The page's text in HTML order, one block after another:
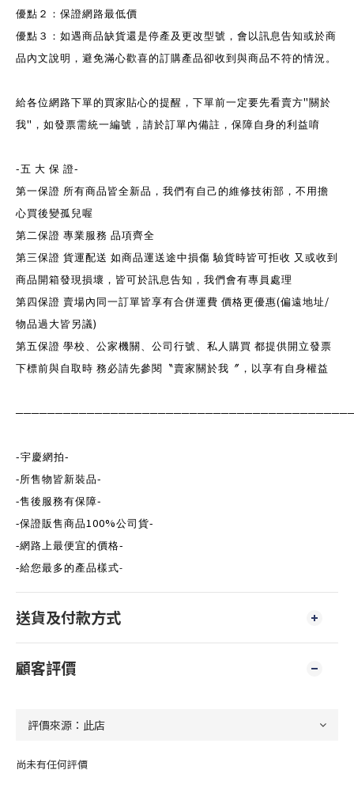
優點２：保證網路最低價
優點３：如遇商品缺貨還是停產及更改型號，會以訊息告知或於商
品內文說明，避免滿心歡喜的訂購產品卻收到與商品不符的情況。
給各位網路下單的買家貼心的提醒，下單前一定要先看賣方" 關於
我" ，如發票需統一編號，請於訂單內備註，保障自身的利益唷
-五 大 保 證-
第一保證 所有商品皆全新品，我們有自己的維修技術部，不用擔
心買後變孤兒喔
第二保證 專業服務 品項齊全
第三保證 貨運配送 如商品運送途中損傷 驗貨時皆可拒收 又或收到
商品開箱發現損壞，皆可於訊息告知，我們會有專員處理
第四保證 賣場內同一訂單皆享有合併運費 價格更優惠(偏遠地址 /
物品過大皆另議)
第五保證 學校、公家機關、公司行號、私人購買 都提供開立發票
下標前與自取時 務必請先參閱〝賣家關於我〞，以享有自身權益
-宇慶網拍-
-所售物皆新裝品-
-售後服務有保障-
-保證販售商品100%公司貨-
-網路上最便宜的價格-
-給您最多的產品樣式-
送貨及付款方式
顧客評價
尚未有任何評價